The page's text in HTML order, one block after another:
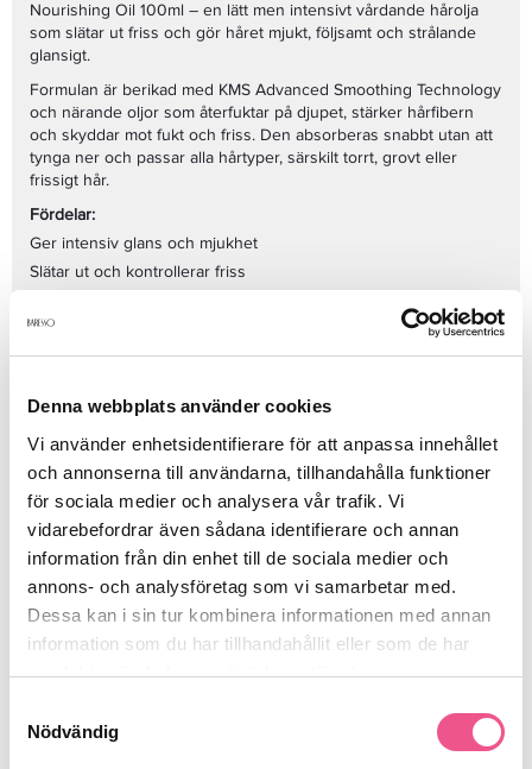
Denna webbplats använder cookies
Vi använder enhetsidentifierare för att anpassa innehållet
och annonserna till användarna, tillhandahålla funktioner
för sociala medier och analysera vår trafik. Vi
vidarebefordrar även sådana identifierare och annan
information från din enhet till de sociala medier och
annons- och analysföretag som vi samarbetar med.
Dessa kan i sin tur kombinera informationen med annan
information som du har tillhandahållit eller som de har
samlat in när du har använt deras tjänster.
Nödvändig
Nourishing Oil 100ml – en lätt men intensivt vårdande hårolja
som slätar ut friss och gör håret mjukt, följsamt och strålande
glansigt.
Formulan är berikad med KMS Advanced Smoothing Technology
och närande oljor som återfuktar på djupet, stärker hårfibern
och skyddar mot fukt och friss. Den absorberas snabbt utan att
tynga ner och passar alla hårtyper, särskilt torrt, grovt eller
frissigt hår.
Fördelar:
Ger intensiv glans och mjukhet
Slätar ut och kontrollerar friss
Lätt formula som inte tynger ner håret
Gör håret mjukt, smidigt och följsamt
Applicera 1–2 pump i handdukstorkat eller torrt hår, koncentrera
på längder och toppar. Låt sitta kvar – skölj inte ur.
Se mer
Produktdetaljer